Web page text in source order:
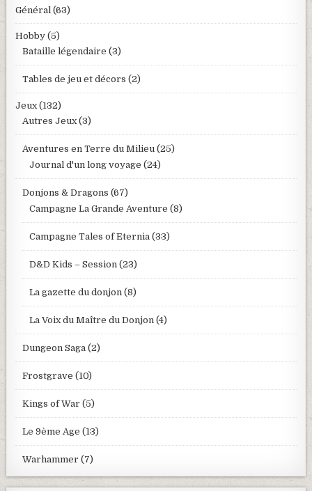
Général (63)
Hobby (5)
Bataille légendaire (3)
Tables de jeu et décors (2)
Jeux(132)
Autres Jeux(3)
Aventures en Terre du Milieu (25)
Journal d'un long voyage (24)
Donjons & Dragons (67)
Campagne La Grande Aventure (8)
Campagne Tales of Eternia (33)
D&D Kids – Session (23)
La gazette du donjon (8)
La Voix du Maître du Donjon (4)
Dungeon Saga (2)
Frostgrave (10)
Kings of War (5)
Le 9ème Age (13)
Warhammer (7)